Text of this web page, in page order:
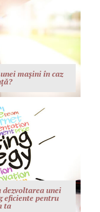
mașini în caz
dezvoltarea unei
eficiente pentru
ta